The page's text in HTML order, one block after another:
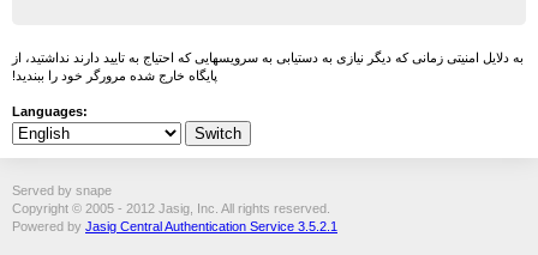
به دلایل امنیتی زمانی که دیگر نیازی به دستیابی به سرویسهایی که احتیاج به تایید دارند نداشتید، از
پایگاه خارج شده مرورگر خود را ببندید!
Languages:
Served by snape
Copyright © 2005 - 2012 Jasig, Inc. All rights reserved.
Powered by Jasig Central Authentication Service 3.5.2.1